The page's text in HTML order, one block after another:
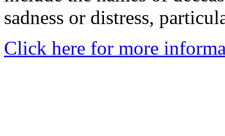
sadness or distress,
Click here for more